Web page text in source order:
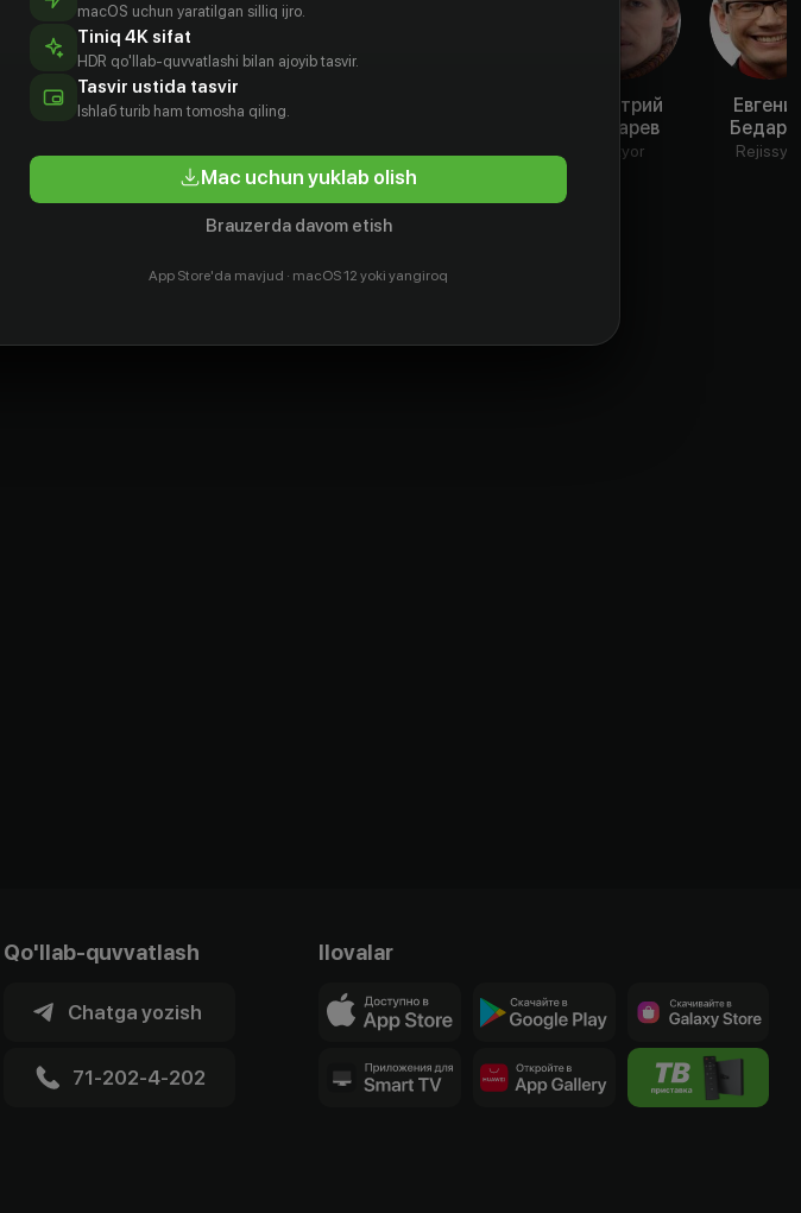
Дмитрий
Юлия Сулес
Александра
Дмитрий
Бедарев
Aktyor Rejissyor
Qo'llab-quvvatlash
Chatga yozish
71-202-4-202
Ilovalar
macOS uchun yaratilgan silliq ijro.
Tiniq 4K sifat
HDR qo'llab-quvvatlashi bilan ajoyib tasvir.
Tasvir ustida tasvir
Ishlаб turib ham tomosha qiling.
Mac uchun yuklab olish
Brauzerda davom etish
App Store'da mavjud · macOS 12 yoki yangiroq